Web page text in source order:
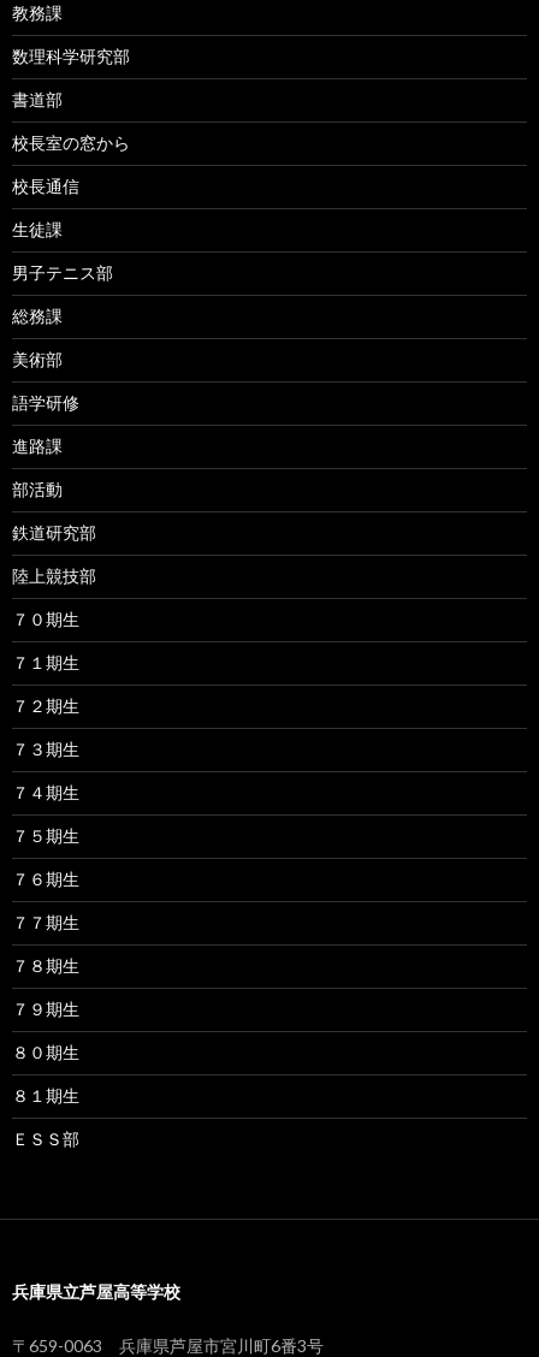
教務課
数理科学研究部
書道部
校長室の窓から
校長通信
生徒課
男子テニス部
総務課
美術部
語学研修
進路課
部活動
鉄道研究部
陸上競技部
７０期生
７１期生
７２期生
７３期生
７４期生
７５期生
７６期生
７７期生
７８期生
７９期生
８０期生
８１期生
ＥＳＳ部
兵庫県立芦屋高等学校
〒659-0063 兵庫県芦屋市宮川町6番3号